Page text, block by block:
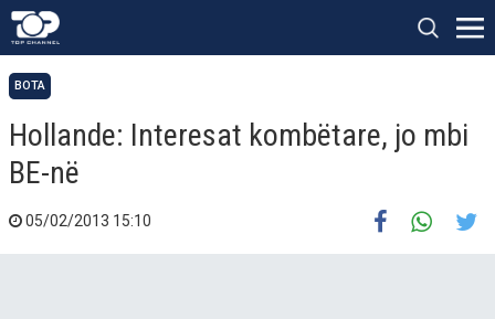
BOTA
Hollande: Interesat kombëtare, jo mbi
BE-në
05/02/2013 15:10